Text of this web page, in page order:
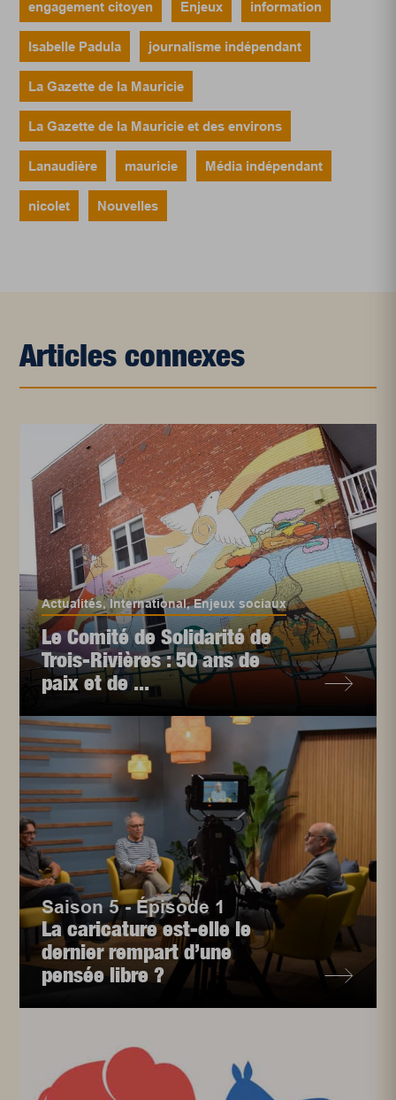
engagement citoyen Enjeux information
Isabelle Padula journalisme indépendant
La Gazette de la Mauricie
La Gazette de la Mauricie et des environs
Lanaudière mauricie Média indépendant
nicolet Nouvelles
Articles connexes
Actualités,International,Enjeux sociaux
Le Comité de Solidarité de
Trois-Rivières : 50 ans de
paix et de ...
Saison 5 - Épisode 1
La caricature est-elle le
dernier rempart d’une
pensée libre ?